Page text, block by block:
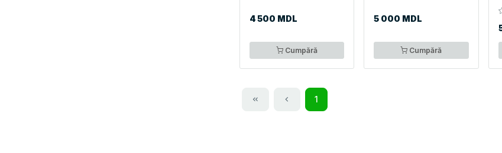
4 500 MDL
Cumpără
5 000 MDL
Cumpără
1